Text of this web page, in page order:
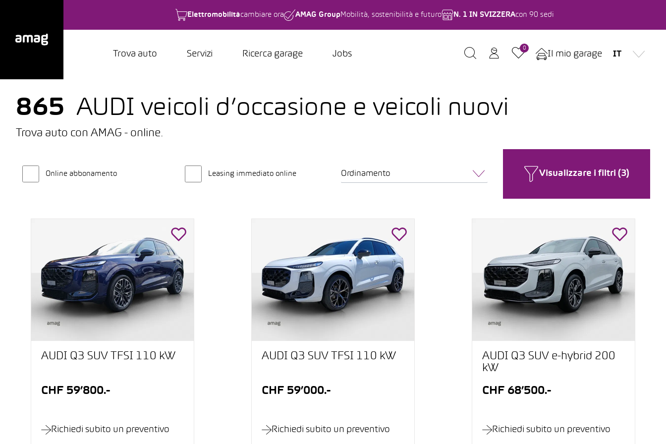
Elettromobilitàcambiare ora AMAG Group Mobilità, sostenibilità e futuro N. 1 IN SVIZZERAcon 90 sedi
Trova auto Servizi Ricerca garage Jobs
0
Il mio garage IT
865 AUDI veicoli d’occasione e veicoli nuovi
Trova auto con AMAG - online.
Online abbonamento Leasing immediato online Ordinamento Visualizzare i filtri (3)
AUDI Q3 SUV TFSI 110 kW
CHF 59’800.-
Richiedi subito un preventivo
AUDI Q3 SUV TFSI 110 kW
CHF 59’000.-
Richiedi subito un preventivo
AUDI Q3 SUV e-hybrid 200
kW
CHF 68’500.-
Richiedi subito un preventivo